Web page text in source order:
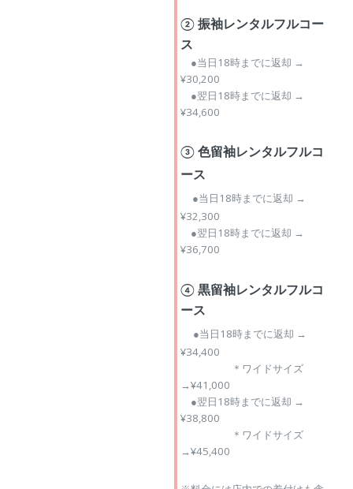
② 振袖レンタルフルコー
ス
●当日18時までに返却 →
¥30,200
●翌日18時までに返却 →
¥34,600
③ 色留袖レンタルフルコ
ース
●当日18時までに返却 →
¥32,300
●翌日18時までに返却 →
¥36,700
④ 黒留袖レンタルフルコ
ース
●当日18時までに返却 →
¥34,400
＊ワイドサイズ
→¥41,000
●翌日18時までに返却 →
¥38,800
＊ワイドサイズ
→¥45,400